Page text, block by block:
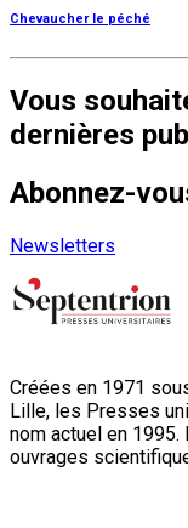
Chevaucher le péché
Vous
dernières
Abonnez-
Newsletters
Créées en 1971
Lille, les Presses
nom actuel en
ouvrages